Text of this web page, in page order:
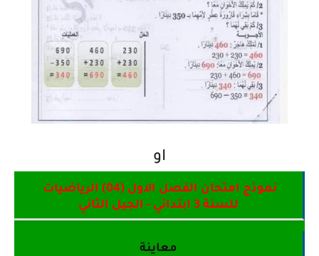
او
نموذج امتحان الفصل الاول (04) الرياضيات
للسنة 3 ابتدائي - الجيل الثاني
معاينة